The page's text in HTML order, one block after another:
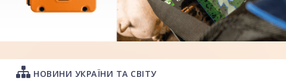
НОВИНИ УКРАЇНИ ТА СВІТУ